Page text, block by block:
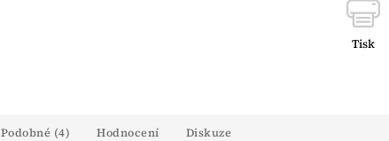
Tisk
Podobné (4) Hodnocení Diskuze